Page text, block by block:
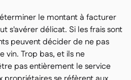
le montant à facturer
s'avérer délicat. Si les frais sont
peuvent décider de ne pas
Trop bas, et ils ne
pas entièrement le service